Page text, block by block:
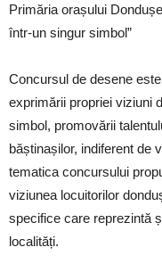
Primăria orașului
într-un singur simbol”
Concursul de desene
exprimării propriei viziuni
simbol, promovării
băștinașilor, indiferent de
tematica concursului
viziunea locuitorilor
specifice care reprezintă
localități.